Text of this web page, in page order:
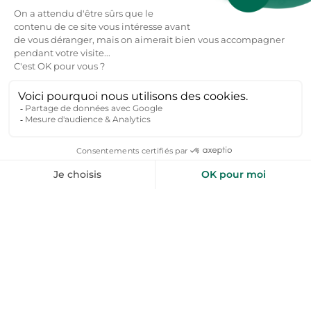
location de vacances nature en compagnie de vos
proches, groupe d’amis et famille. Toploc référence
des lieux que nous avons sélectionnés pour leur
hospitalité, la sympathie des hôtes et pour la
Nous suivre